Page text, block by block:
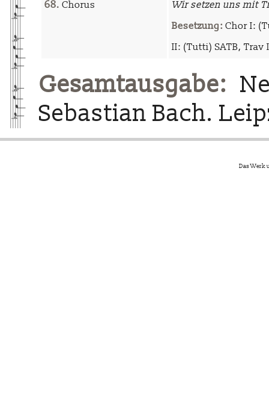
68. Chorus
Wir setzen uns mit
Besetzung: Chor I:
II: (Tutti) SATB, Trav
Gesamtausgabe:
Sebastian Bach.
Das Werk